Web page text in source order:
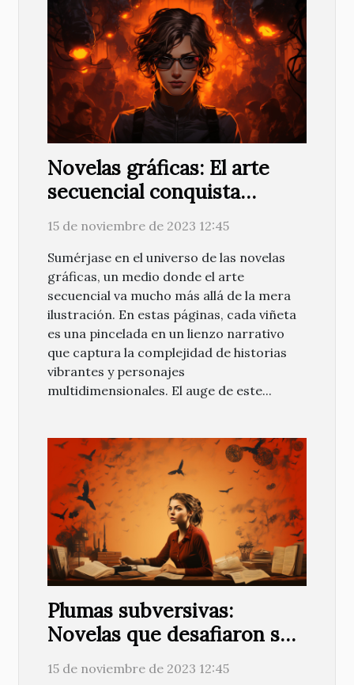
Novelas gráficas: El arte
secuencial conquista
lectores
15 de noviembre de 2023 12:45
Sumérjase en el universo de las novelas
gráficas, un medio donde el arte
secuencial va mucho más allá de la mera
ilustración. En estas páginas, cada viñeta
es una pincelada en un lienzo narrativo
que captura la complejidad de historias
vibrantes y personajes
multidimensionales. El auge de este...
Plumas subversivas:
Novelas que desafiaron su
tiempo
15 de noviembre de 2023 12:45